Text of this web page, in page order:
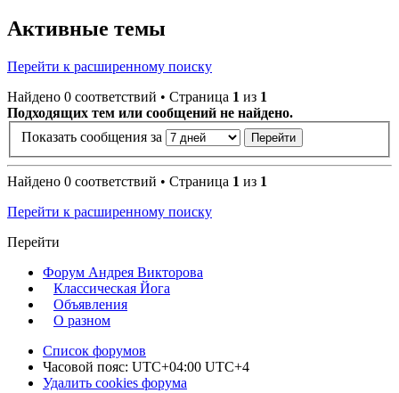
Активные темы
Перейти к расширенному поиску
Найдено 0 соответствий • Страница 1 из 1
Подходящих тем или сообщений не найдено.
Показать сообщения за
Найдено 0 соответствий • Страница 1 из 1
Перейти к расширенному поиску
Перейти
Форум Андрея Викторова
Классическая Йога
Объявления
О разном
Список форумов
Часовой пояс: UTC+04:00 UTC+4
Удалить cookies форума